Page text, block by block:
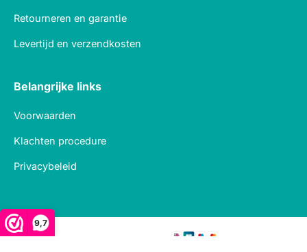
9,7
Retourneren en garantie
Levertijd en verzendkosten
Belangrijke links
Voorwaarden
Klachten procedure
Privacybeleid